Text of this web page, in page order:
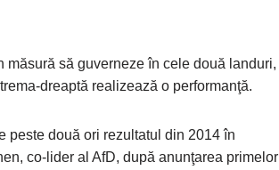
să guverneze în cele două landuri,
dreaptă realizează o performanţă.
peste două ori rezultatul din 2014 în
co-lider al AfD, după anunţarea primelor